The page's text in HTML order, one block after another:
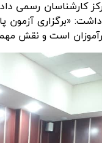
کارشناسان رسمی
«برگزاری
است و نقش